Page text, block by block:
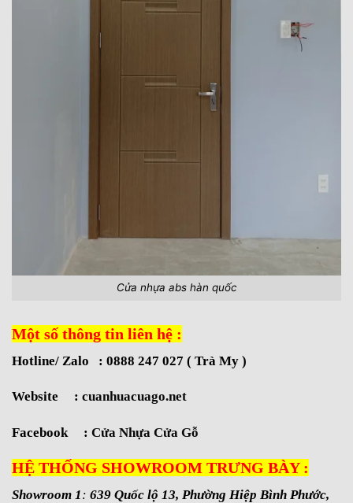
Cửa nhựa abs hàn quốc
Một số thông tin liên hệ :
Hotline/ Zalo : 0888 247 027 ( Trà My )
Website : cuanhuacuago.net
Facebook : Cửa Nhựa Cửa Gỗ
HỆ THỐNG SHOWROOM TRƯNG BÀY :
Showroom 1: 639 Quốc lộ 13, Phường Hiệp Bình Phước,